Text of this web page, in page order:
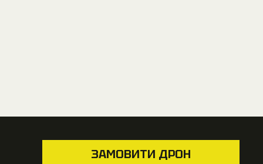
ЗАМОВИТИ ДРОН